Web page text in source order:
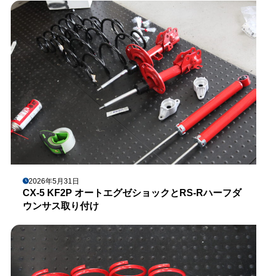
2026年5月31日
CX-5 KF2P オートエグゼショックとRS-Rハーフダ
ウンサス取り付け